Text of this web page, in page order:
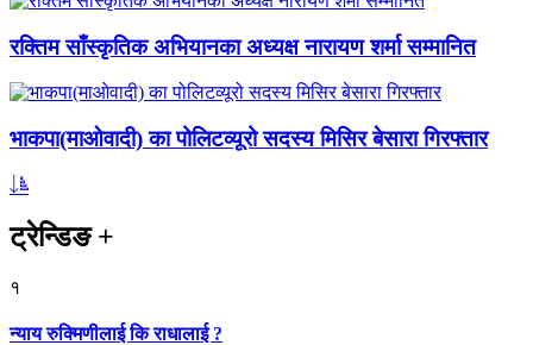
रक्तिम साँस्कृतिक अभियानका अध्यक्ष नारायण शर्मा सम्मानित
भाकपा(माओवादी) का पोलिटव्यूरो सदस्य मिसिर बेसारा गिरफ्तार
ट्रेन्डिङ+
१
न्याय रुक्मिणीलाई कि राधालाई ?